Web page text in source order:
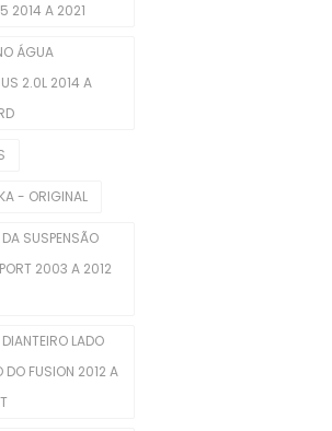
2014 A 2021
ÁGUA
2.0L 2014 A
- ORIGINAL
SUSPENSÃO
2003 A 2012
LADO
DO FUSION 2012 A